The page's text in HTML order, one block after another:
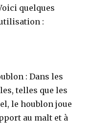
quelques
:
: Dans les
telles que les
le houblon joue
au malt et à